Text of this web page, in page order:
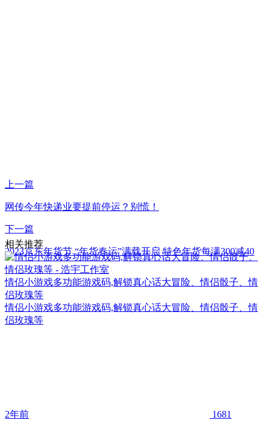
上一篇
网传今年快递业要提前停运？别慌！
下一篇
2023京东年货节 “年货春运”满载开启 特色年货每满300减40
相关推荐
情侣小游戏多功能游戏码,解锁真心话大冒险、情侣骰子、情
侣玫瑰等
情侣小游戏多功能游戏码,解锁真心话大冒险、情侣骰子、情
侣玫瑰等
2年前 1681